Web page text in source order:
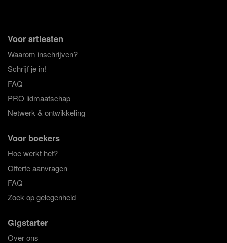
Voor artiesten
Waarom inschrijven?
Schrijf je in!
FAQ
PRO lidmaatschap
Netwerk & ontwikkeling
Voor boekers
Hoe werkt het?
Offerte aanvragen
FAQ
Zoek op gelegenheid
Gigstarter
Over ons